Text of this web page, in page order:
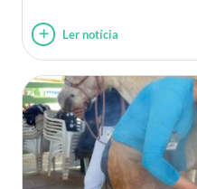
Ler notícia